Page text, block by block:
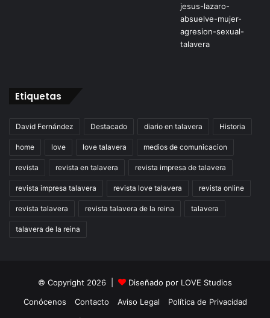
Etiquetas
David Fernández Destacado diario en talavera Historia
home love love talavera medios de comunicacion
revista revista en talavera revista impresa de talavera
revista impresa talavera revista love talavera revista online
revista talavera revista talavera de la reina talavera
talavera de la reina
© Copyright 2026 | Diseñado por LOVE Studios
Conócenos
Contacto Aviso Legal
Política de Privacidad